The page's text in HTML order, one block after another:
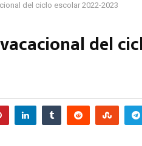
del ciclo escolar 2022-2023
del